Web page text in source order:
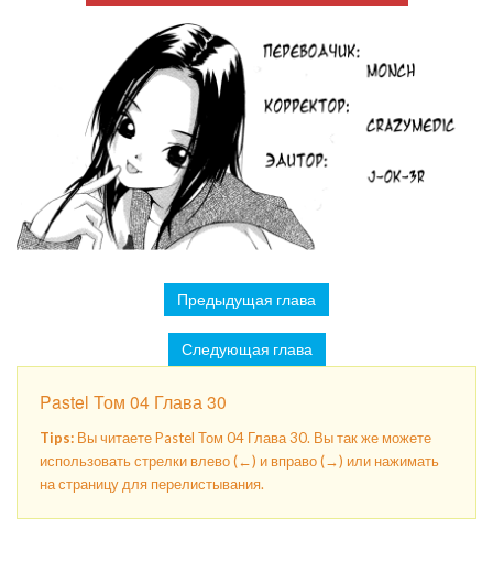
Предыдущая глава
Следующая глава
Pastel Том 04 Глава 30
Tips: Вы читаете Pastel Том 04 Глава 30. Вы так же можете
использовать стрелки влево (←) и вправо (→) или нажимать
на страницу для перелистывания.